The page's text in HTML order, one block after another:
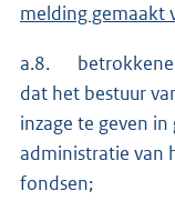
melding gemaakt
a.8. betrokkene
dat het bestuur
inzage te geven
administratie van
fondsen;